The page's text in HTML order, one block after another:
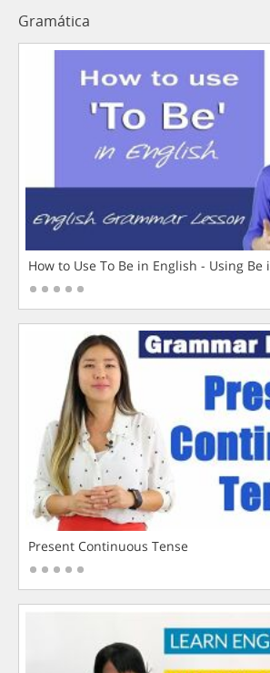
Gramática
How to Use To Be in English - Using
Present Continuous Tense